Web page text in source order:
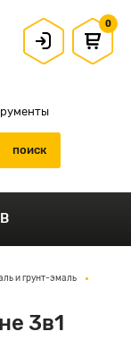
0
и грунт-эмаль
3в1